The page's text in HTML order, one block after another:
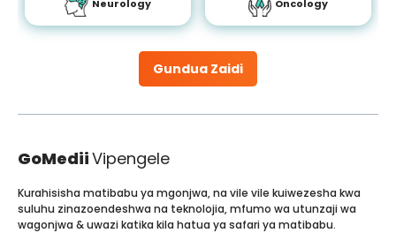
Gundua Zaidi
Neurology Oncology
GoMediiVipengele
Kurahisisha matibabu ya mgonjwa, na vile vile kuiwezesha kwa
suluhu zinazoendeshwa na teknolojia, mfumo wa utunzaji wa
wagonjwa & uwazi katika kila hatua ya safari ya matibabu.